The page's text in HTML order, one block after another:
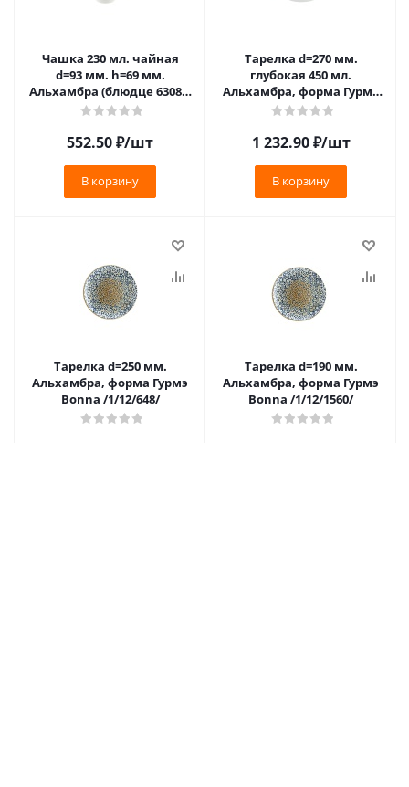
Чашка 230 мл. чайная
d=93 мм. h=69 мм.
Альхамбра (блюдце 63083)
Bonna /1/6/792/
552.50₽/шт
В корзину
Тарелка d=270 мм.
глубокая 450 мл.
Альхамбра, форма Гурмэ
Bonna /1/6/408/
1 232.90₽/шт
В корзину
Тарелка d=250 мм.
Альхамбра, форма Гурмэ
Bonna /1/12/648/
Тарелка d=190 мм.
Альхамбра, форма Гурмэ
Bonna /1/12/1560/